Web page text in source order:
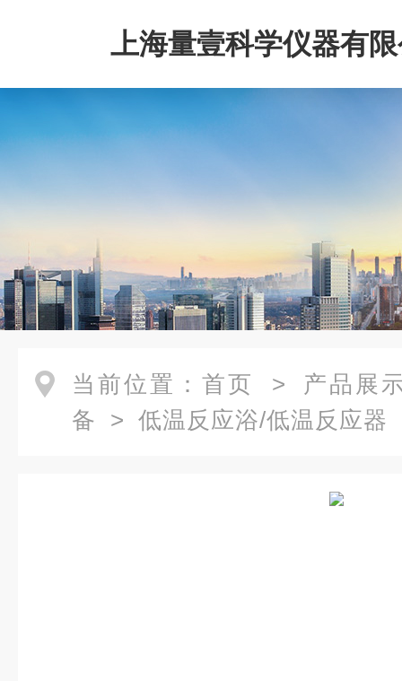
上海量壹科学仪器有
当前位置： 首页 > 产品展
备 > 低温反应浴/低温反应器